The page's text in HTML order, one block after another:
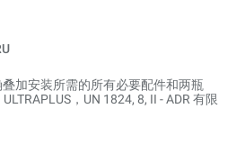
加安装所需的所有必要配件和两瓶
，UN 1824, 8, II - ADR 有限